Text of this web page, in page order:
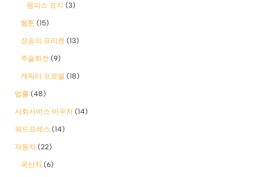
원피스 표지 (3)
웹툰 (15)
장송의 프리렌 (13)
주술회전 (9)
캐릭터 프로필 (18)
법률 (48)
사회서비스 바우처 (14)
워드프레스 (14)
자동차 (22)
국산차 (6)